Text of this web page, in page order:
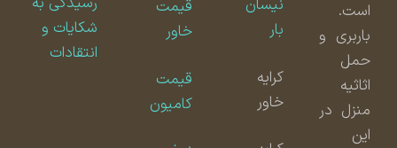
است.
باربری و
حمل
اثاثیه
منزل در
نیسان
قیمت
قیمت
کامیون
شکایات و
انتقادات